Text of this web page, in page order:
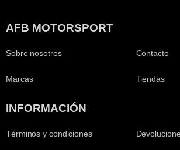
AFB MOTORSPORT
Sobre nosotros
Marcas
Contacto
Tiendas
INFORMACIÓN
Términos y condiciones